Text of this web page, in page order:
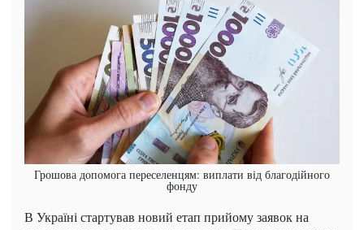
Грошова допомога переселенцям: виплати від благодійного
фонду
В Україні стартував новий етап прийому заявок на